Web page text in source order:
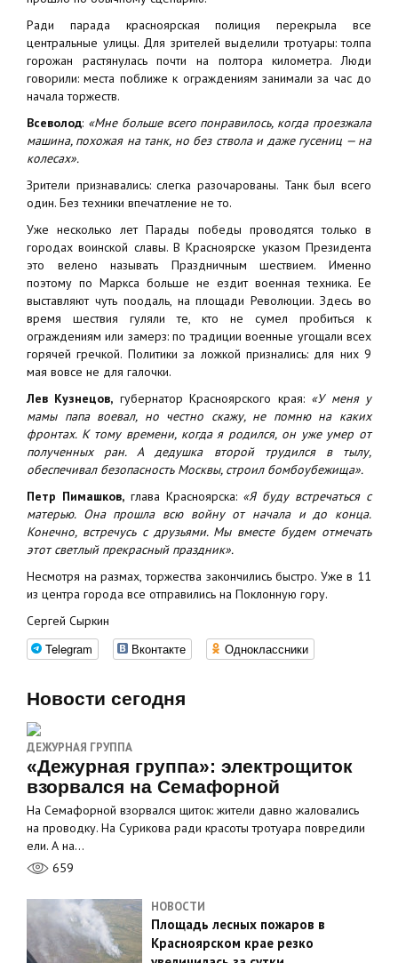
Ради парада красноярская полиция перекрыла все
центральные улицы. Для зрителей выделили тротуары: толпа
горожан растянулась почти на полтора километра. Люди
говорили: места поближе к ограждениям занимали за час до
начала торжеств.
Всеволод: «Мне больше всего понравилось, когда проезжала
машина, похожая на танк, но без ствола и даже гусениц — на
колесах».
Зрители признавались: слегка разочарованы. Танк был всего
один. Без техники впечатление не то.
Уже несколько лет Парады победы проводятся только в
городах воинской славы. В Красноярске указом Президента
это велено называть Праздничным шествием. Именно
поэтому по Маркса больше не ездит военная техника. Ее
выставляют чуть поодаль, на площади Революции. Здесь во
время шествия гуляли те, кто не сумел пробиться к
ограждениям или замерз: по традиции военные угощали всех
горячей гречкой. Политики за ложкой признались: для них 9
мая вовсе не для галочки.
Лев Кузнецов, губернатор Красноярского края:«У меня у
мамы папа воевал, но честно скажу, не помню на каких
фронтах. К тому времени, когда я родился, он уже умер от
полученных ран. А дедушка второй трудился в тылу,
обеспечивал безопасность Москвы, строил бомбоубежища».
Петр Пимашков,глава Красноярска: «Я буду встречаться с
матерью. Она прошла всю войну от начала и до конца.
Конечно, встречусь с друзьями. Мы вместе будем отмечать
этот светлый прекрасный праздник».
Несмотря на размах, торжества закончились быстро. Уже в 11
из центра города все отправились на Поклонную гору.
Сергей Сыркин
Telegram Вконтакте Одноклассники
Новости сегодня
ДЕЖУРНАЯ ГРУППА
«Дежурная группа»: электрощиток
взорвался на Семафорной
На Семафорной взорвался щиток: жители давно жаловались
на проводку. На Сурикова ради красоты тротуара повредили
ели. А на…
659
НОВОСТИ
Площадь лесных пожаров в
Красноярском крае резко